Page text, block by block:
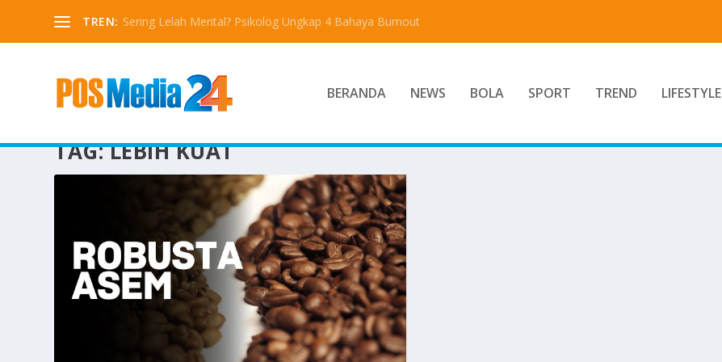
TREN: Sering Lelah Mental? Psikolog Ungkap 4 Bahaya Burnout
BERANDA NEWS BOLA SPORT TREND LIFESTYLE
TAG:LEBIH KUAT